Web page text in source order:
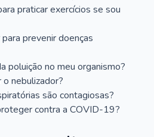
praticar exercícios se sou
prevenir doenças
poluição no meu organismo?
nebulizador?
são contagiosas?
contra a COVID-19?